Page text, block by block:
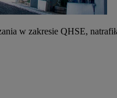
w zakresie QHSE,